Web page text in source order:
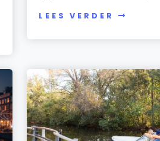
LEES VERDER